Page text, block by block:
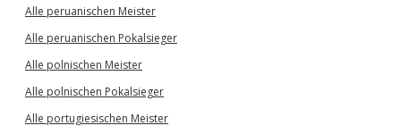
Alle peruanischen Meister
Alle peruanischen Pokalsieger
Alle polnischen Meister
Alle polnischen Pokalsieger
Alle portugiesischen Meister